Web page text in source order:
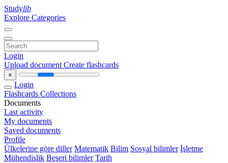
Studylib
Explore Categories
Login
Upload document Create flashcards
×
Login
Flashcards Collections
Documents
Last activity
My documents
Saved documents
Profile
Ülkelerine göre diller Matematik Bilim Sosyal bilimler İşletme
Mühendislik Beşeri bilimler Tarih